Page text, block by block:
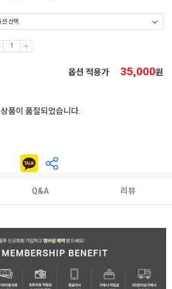
옵션 적용가 35,000원
상품이 품절되었습니다.
Q&A 리뷰